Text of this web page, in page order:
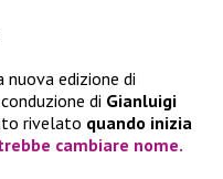
edizione di
di Gianluigi
rivelato quando inizia
cambiare nome.